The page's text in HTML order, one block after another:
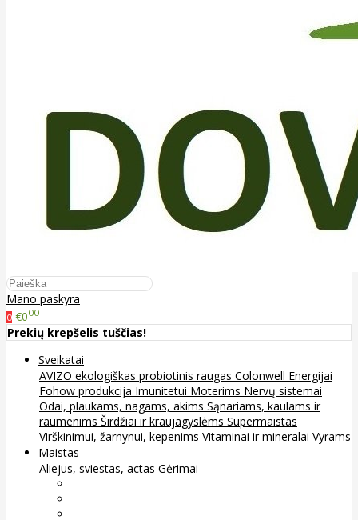
Mano paskyra
0 €000
Prekių krepšelis tuščias!
Sveikatai
AVIZO ekologiškas probiotinis raugas Colonwell Energijai
Fohow produkcija Imunitetui Moterims Nervų sistemai
Odai, plaukams, nagams, akims Sąnariams, kaulams ir
raumenims Širdžiai ir kraujagyslėms Supermaistas
Virškinimui, žarnynui, kepenims Vitaminai ir mineralai Vyrams
Maistas
Aliejus, sviestas, actas Gėrimai